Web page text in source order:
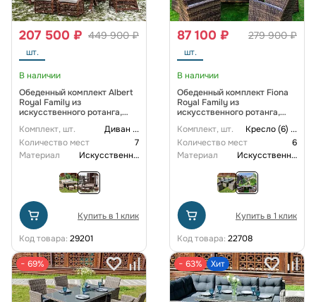
449 900 ₽
207 500 ₽
шт.
В наличии
Обеденный комплект Albert
Royal Family из
искусственного ротанга,
Комплект, шт. Диван ...
Количество мест
7
Материал
Искусственный ротанг
Купить в 1 клик
Код товара: 29201
279 900 ₽
87 100 ₽
шт.
В наличии
Обеденный комплект Fiona
Royal Family из
искусственного ротанга,
Комплект, шт. Кресло (6) ...
Количество мест
6
Материал
Искусственный ротанг
Купить в 1 клик
Код товара: 22708
− 69% − 63% Хит